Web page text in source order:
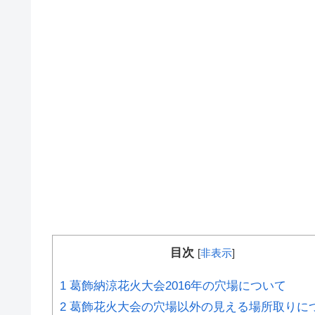
目次 [非表示]
1 葛飾納涼花火大会2016年の穴場について
2 葛飾花火大会の穴場以外の見える場所取りに